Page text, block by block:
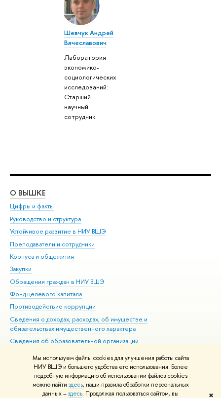
Мы используем файлы cookies для улучшения работы сайта
НИУ ВШЭ и большего удобства его использования. Более
подробную информацию об использовании файлов cookies
можно найти здесь, наши правила обработки персональных
данных –здесь. Продолжая пользоваться сайтом, вы ✖
Шевчук Андрей
Вячеславович
Лаборатория
экономико-
социологических
исследований:
Старший
научный
сотрудник
О ВЫШКЕ
Цифры и факты
Руководство и структура
Устойчивое развитие в НИУ ВШЭ
Преподаватели и сотрудники
Корпуса и общежития
Закупки
Обращения граждан в НИУ ВШЭ
Фонд целевого капитала
Противодействие коррупции
Сведения о доходах, расходах, об имуществе и
обязательствах имущественного характера
Сведения об образовательной организации
Людям с ограниченными возможностями здоровья
Единая платежная страница
Работа в Вышке